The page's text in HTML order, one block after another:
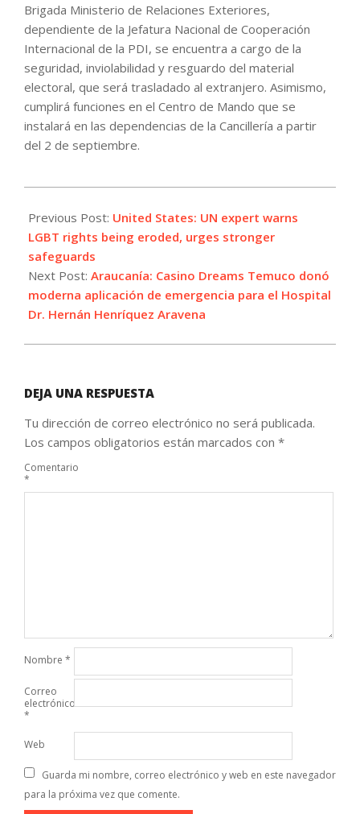
Brigada Ministerio de Relaciones Exteriores,
dependiente de la Jefatura Nacional de Cooperación
Internacional de la PDI, se encuentra a cargo de la
seguridad, inviolabilidad y resguardo del material
electoral, que será trasladado al extranjero. Asimismo,
cumplirá funciones en el Centro de Mando que se
instalará en las dependencias de la Cancillería a partir
del 2 de septiembre.
08-
30
Previous Post: United States: UN expert warns
LGBT rights being eroded, urges stronger
safeguards
Next Post: Araucanía: Casino Dreams Temuco donó
moderna aplicación de emergencia para el Hospital
Dr. Hernán Henríquez Aravena
DEJA UNA RESPUESTA
Tu dirección de correo electrónico no será publicada.
Los campos obligatorios están marcados con *
Comentario
*
Nombre *
Correo
electrónico
*
Web
Guarda mi nombre, correo electrónico y web en este navegador
para la próxima vez que comente.